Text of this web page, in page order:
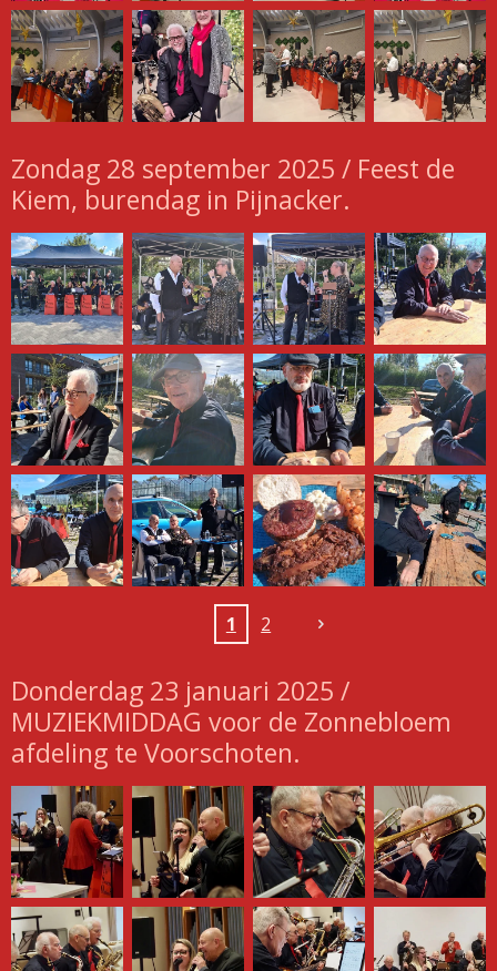
Zondag 28 september 2025 / Feest de
Kiem, burendag in Pijnacker.
1 2
Donderdag 23 januari 2025 /
MUZIEKMIDDAG voor de Zonnebloem
afdeling te Voorschoten.